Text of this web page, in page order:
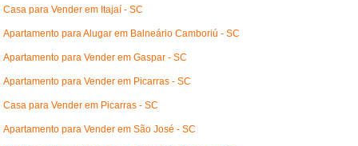
Casa para Vender em Itajaí - SC
Apartamento para Alugar em Balneário Camboriú - SC
Apartamento para Vender em Gaspar - SC
Apartamento para Vender em Picarras - SC
Casa para Vender em Picarras - SC
Apartamento para Vender em São José - SC